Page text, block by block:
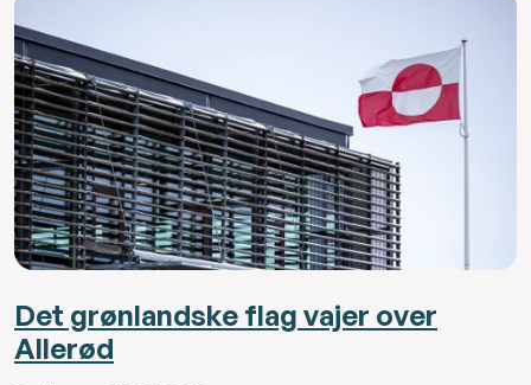
Det grønlandske flag vajer over
Allerød